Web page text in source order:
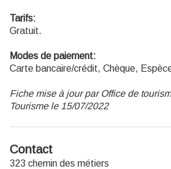
Tarifs:
Gratuit.
Modes de paiement:
Carte bancaire/crédit, Chèque,
Fiche mise à jour par Office de
Tourisme le 15/07/2022
Contact
323 chemin des métiers